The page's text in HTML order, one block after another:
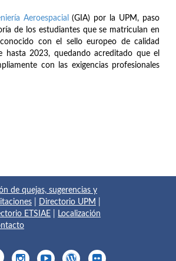
Aeroespacial
(GIA) por la UPM, paso
de los estudiantes que se matriculan en
con el sello europeo de calidad
hasta 2023, quedando acreditado que el
con las exigencias profesionales
de quejas, sugerencias y
Directorio UPM
ETSIAE
Localización